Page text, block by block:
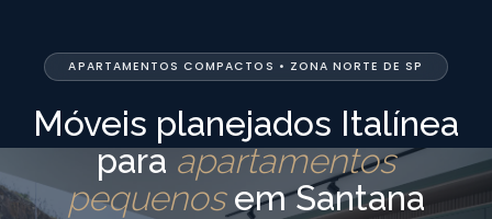
APARTAMENTOS COMPACTOS • ZONA NORTE DE SP
Móveis planejados Italínea
paraapartamentos
pequenosem Santana